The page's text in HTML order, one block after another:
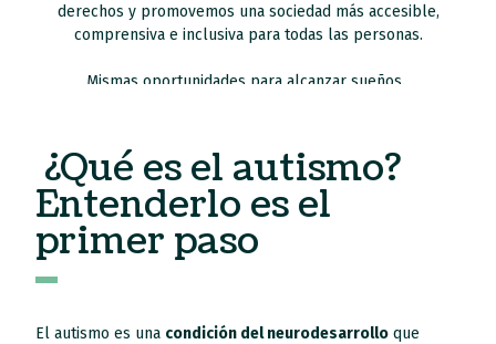
derechos y promovemos una sociedad más accesible,
comprensiva e inclusiva para todas las personas.
Mismas oportunidades para alcanzar sueños.
¿Qué es el autismo?
Entenderlo es el
primer paso
El autismo es una condición del neurodesarrollo que